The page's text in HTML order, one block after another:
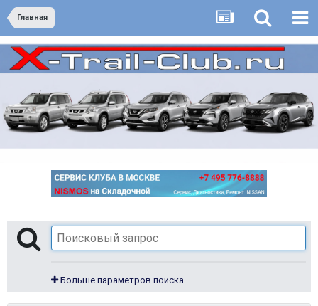
Главная
Больше параметров поиска